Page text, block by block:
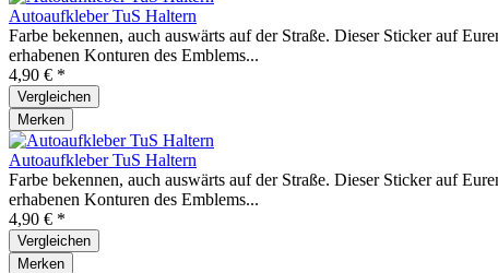
Autoaufkleber TuS Haltern
Farbe bekennen, auch auswärts auf der Straße. Dieser Sticker auf
erhabenen Konturen des Emblems...
4,90 € *
Vergleichen
Merken
Autoaufkleber TuS Haltern
Farbe bekennen, auch auswärts auf der Straße. Dieser Sticker auf
erhabenen Konturen des Emblems...
4,90 € *
Vergleichen
Merken